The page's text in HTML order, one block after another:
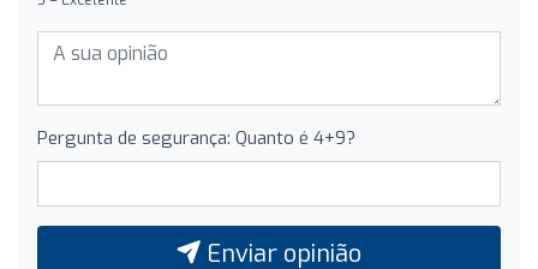
Pergunta de segurança: Quanto é 4+9?
Enviar opinião